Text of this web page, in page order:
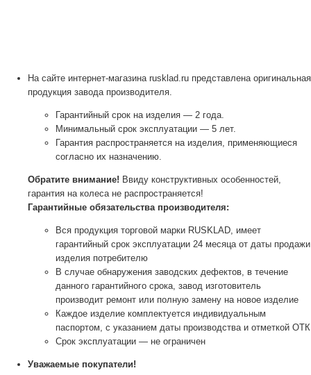
На сайте интернет-магазина rusklad.ru представлена оригинальная
продукция завода производителя.
Гарантийный срок на изделия — 2 года.
Минимальный срок эксплуатации — 5 лет.
Гарантия распространяется на изделия, применяющиеся
согласно их назначению.
Обратите внимание! Ввиду конструктивных особенностей,
гарантия на колеса не распространяется!
Гарантийные обязательства производителя:
Вся продукция торговой марки RUSKLAD, имеет
гарантийный срок эксплуатации 24 месяца от даты продажи
изделия потребителю
В случае обнаружения заводских дефектов, в течение
данного гарантийного срока, завод изготовитель
производит ремонт или полную замену на новое изделие
Каждое изделие комплектуется индивидуальным
паспортом, с указанием даты производства и отметкой ОТК
Срок эксплуатации — не ограничен
Уважаемые покупатели!